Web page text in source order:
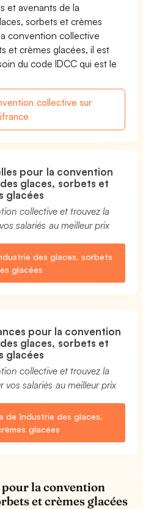
et avenants de la
sorbets et crèmes
convention collective
et crèmes glacées, il est
du code IDCC qui est le
collective sur
pour la convention
glaces, sorbets et
glacées
collective et trouvez la
salariés au meilleur prix
des glaces, sorbets
glacées
pour la convention
glaces, sorbets et
glacées
collective et trouvez la
vos salariés au meilleur prix
de Industrie des glaces,
glacées
la convention
et crèmes glacées